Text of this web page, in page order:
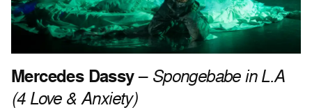
Mercedes Dassy– Spongebabe in L.A
(4 Love & Anxiety)